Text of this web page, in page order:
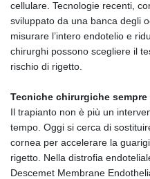
cellulare. Tecnologie recenti,
sviluppato da una banca degli
misurare l’intero endotelio e
chirurghi possono scegliere il
rischio di rigetto.
Tecniche chirurgiche
Il trapianto non è più un
tempo. Oggi si cerca di
cornea per accelerare la
rigetto. Nella distrofia
Descemet Membrane